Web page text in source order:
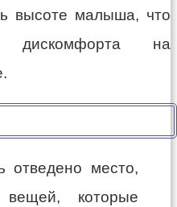
высоте малыша, что
дискомфорта на
отведено место,
которые